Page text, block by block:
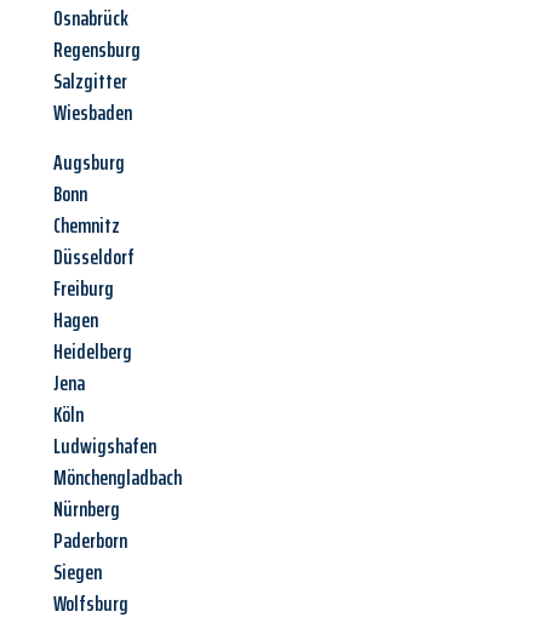
Osnabrück
Regensburg
Salzgitter
Wiesbaden
Augsburg
Bonn
Chemnitz
Düsseldorf
Freiburg
Hagen
Heidelberg
Jena
Köln
Ludwigshafen
Mönchengladbach
Nürnberg
Paderborn
Siegen
Wolfsburg